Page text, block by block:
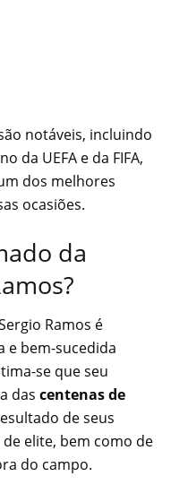
notáveis, incluindo
da UEFA e da FIFA,
dos melhores
ocasiões.
da
Ramos é
e bem-sucedida
se que seu
das centenas de
de seus
elite, bem como de
do campo.